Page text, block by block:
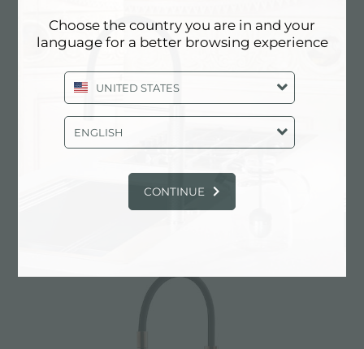
Choose the country you are in and your
language for a better browsing experience
UNITED STATES
ENGLISH
CONTINUE